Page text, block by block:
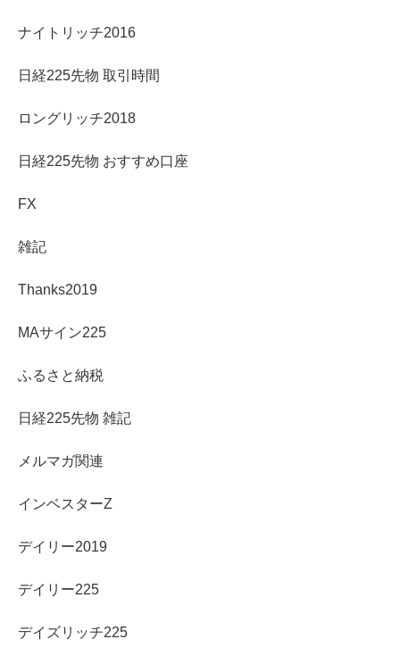
ナイトリッチ2016
日経225先物 取引時間
ロングリッチ2018
日経225先物 おすすめ口座
FX
雑記
Thanks2019
MAサイン225
ふるさと納税
日経225先物 雑記
メルマガ関連
インベスターZ
デイリー2019
デイリー225
デイズリッチ225